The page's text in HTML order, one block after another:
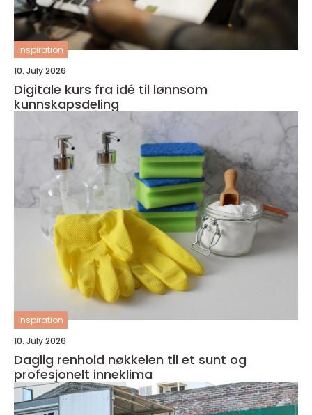
inspiration
10. July 2026
Digitale kurs fra idé til lønnsom
kunnskapsdeling
inspiration
10. July 2026
Daglig renhold nøkkelen til et sunt og
profesjonelt inneklima